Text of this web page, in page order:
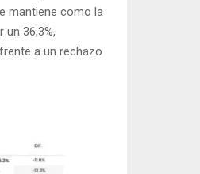
mantiene como la
36,3%,
a un rechazo